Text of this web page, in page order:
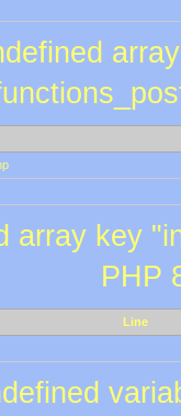
array key
PHP
Line